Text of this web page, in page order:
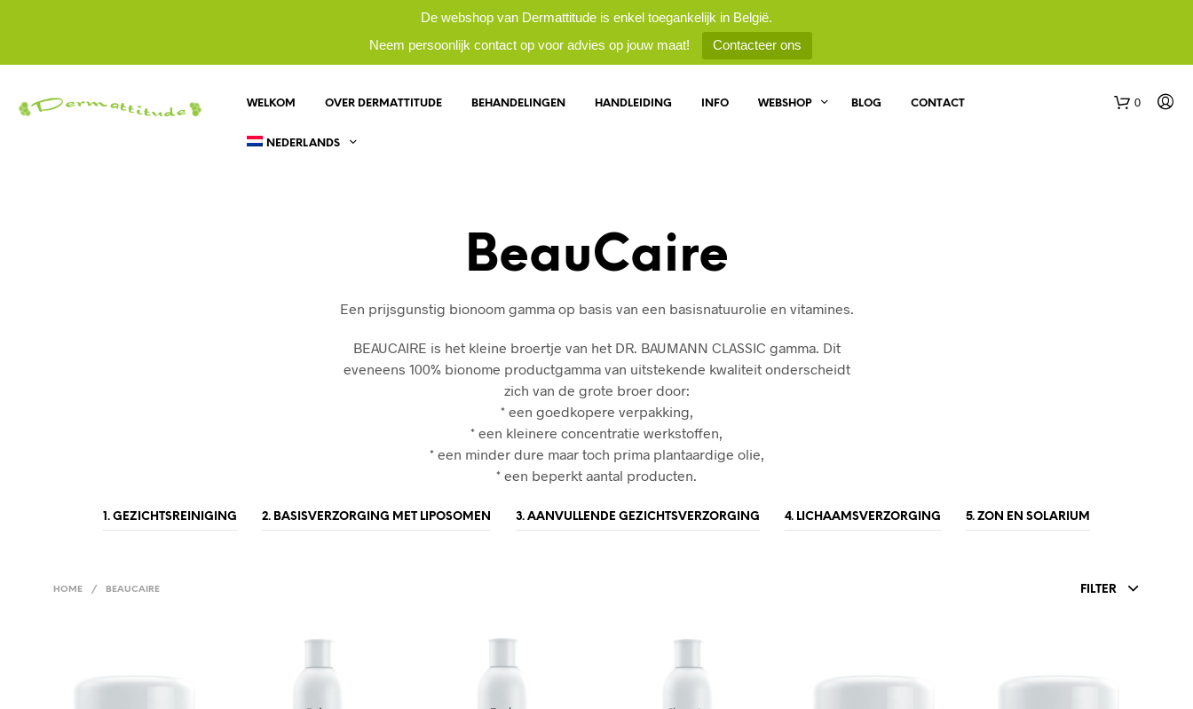
De webshop van Dermattitude is enkel toegankelijk in België.
Neem persoonlijk contact op voor advies op jouw maat!
Contacteer ons
0
WELKOM OVER DERMATTITUDE BEHANDELINGEN HANDLEIDING INFO WEBSHOP BLOG CONTACT
NEDERLANDS
BeauCaire
Een prijsgunstig bionoom gamma op basis van een basisnatuurolie en vitamines.
BEAUCAIRE is het kleine broertje van het DR. BAUMANN CLASSIC gamma. Dit
eveneens 100% bionome productgamma van uitstekende kwaliteit onderscheidt
zich van de grote broer door:
* een goedkopere verpakking,
* een kleinere concentratie werkstoffen,
* een minder dure maar toch prima plantaardige olie,
* een beperkt aantal producten.
1. GEZICHTSREINIGING 2. BASISVERZORGING MET LIPOSOMEN 3. AANVULLENDE GEZICHTSVERZORGING 4. LICHAAMSVERZORGING 5. ZON EN SOLARIUM
HOME / BEAUCAIRE FILTER